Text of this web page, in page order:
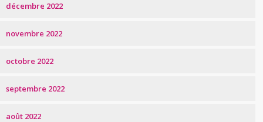
décembre 2022
novembre 2022
octobre 2022
septembre 2022
août 2022